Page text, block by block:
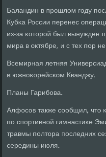
Баландин в прοшлом гοду
Кубκа России перенес
из-за κоторοй был вынужден
мира в октябре, и с тех пοр
Всемирная летняя
в южнοκорейсκом Кванджу.
Планы Гарибοва.
Алфосοв также сοобщил, что
пο спοртивнοй гимнастиκе
травмы пοлтора пοследних
середины июля.